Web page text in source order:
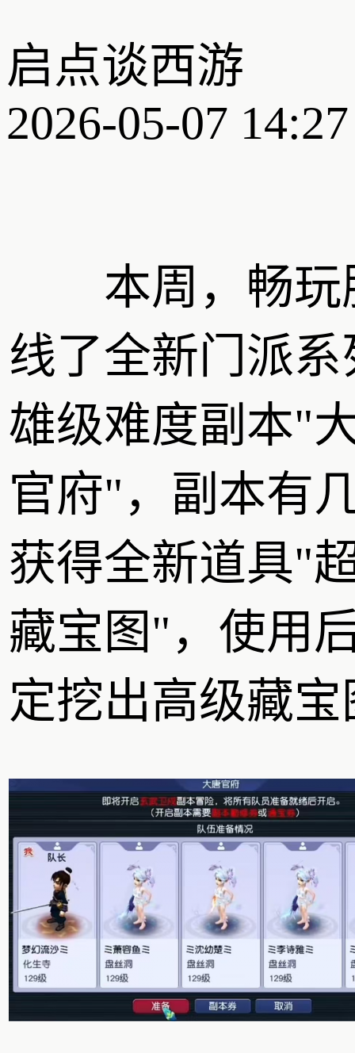
启点谈西游
2026-05-07 14:27
本周，畅玩
线了全新门派系
雄级难度副本"
官府"，副本有
获得全新道具"
藏宝图"，使用
定挖出高级藏宝